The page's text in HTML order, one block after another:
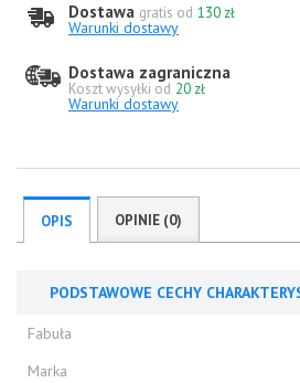
Dostawa gratis od 130 zł
Warunki dostawy
Dostawa zagraniczna
Koszt wysyłki od 20 zł
Warunki dostawy
OPIS OPINIE (0)
PODSTAWOWE CECHY
Fabuła
Marka